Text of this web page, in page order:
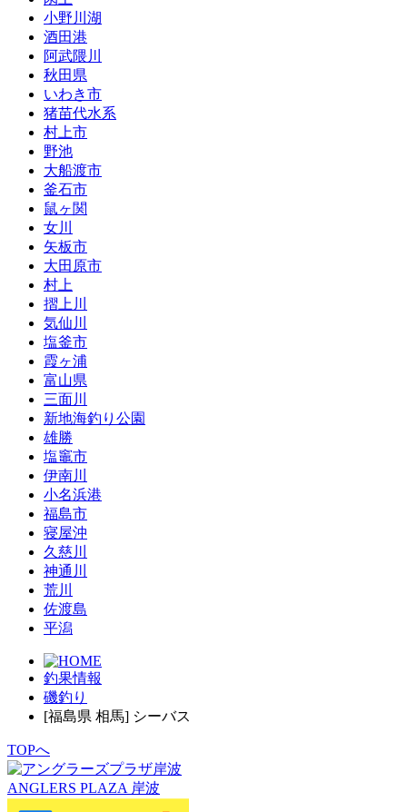
小野川湖
酒田港
阿武隈川
秋田県
いわき市
猪苗代水系
村上市
野池
大船渡市
釜石市
鼠ヶ関
女川
矢板市
大田原市
村上
摺上川
気仙川
塩釜市
霞ヶ浦
富山県
三面川
新地海釣り公園
雄勝
塩竈市
伊南川
小名浜港
福島市
寝屋沖
久慈川
神通川
荒川
佐渡島
平潟
釣果情報
磯釣り
[福島県 相馬] シーバス
TOPへ
ANGLERS PLAZA 岸波